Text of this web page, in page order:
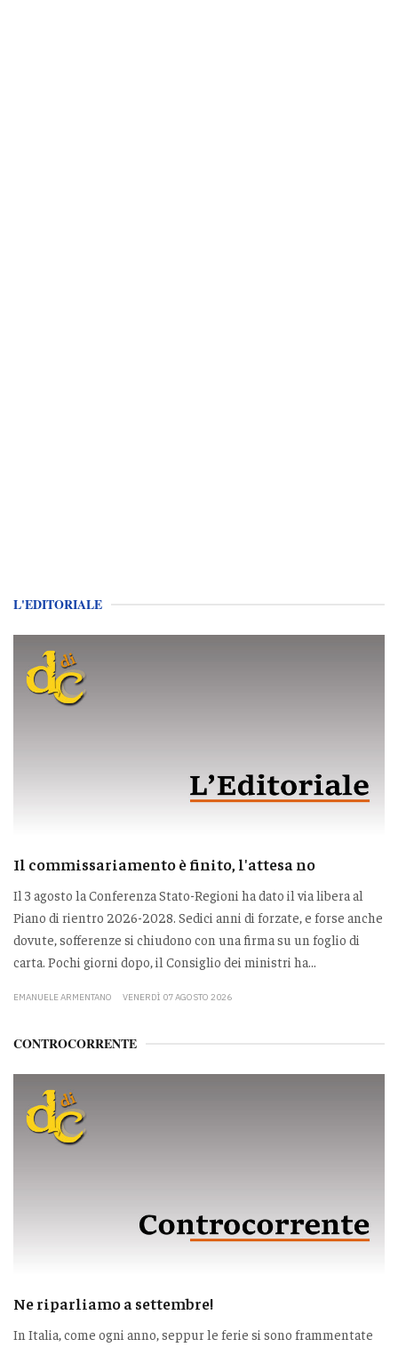
L'EDITORIALE
Il commissariamento è finito, l'attesa no
Il 3 agosto la Conferenza Stato-Regioni ha dato il via libera al
Piano di rientro 2026-2028. Sedici anni di forzate, e forse anche
dovute, sofferenze si chiudono con una firma su un foglio di
carta. Pochi giorni dopo, il Consiglio dei ministri ha...
EMANUELE ARMENTANO VENERDÌ 07 AGOSTO 2026
CONTROCORRENTE
Ne riparliamo a settembre!
In Italia, come ogni anno, seppur le ferie si sono frammentate